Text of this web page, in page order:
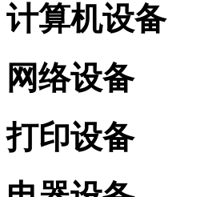
计算机设备
网络设备
打印设备